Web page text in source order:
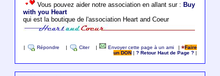
Vous pouvez aider notre association en allant sur : Buy
with you Heart
qui est la boutique de l'association Heart and Coeur
Répondre Citer Envoyer cette page à un ami |
Faire
un DON
|? Retour Haut de Page ?